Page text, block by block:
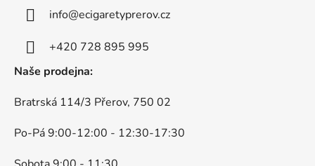
info@ecigaretyprerov.cz
+420 728 895 995
Naše prodejna:
Bratrská 114/3 Přerov, 750 02
Po-Pá 9:00-12:00 - 12:30-17:30